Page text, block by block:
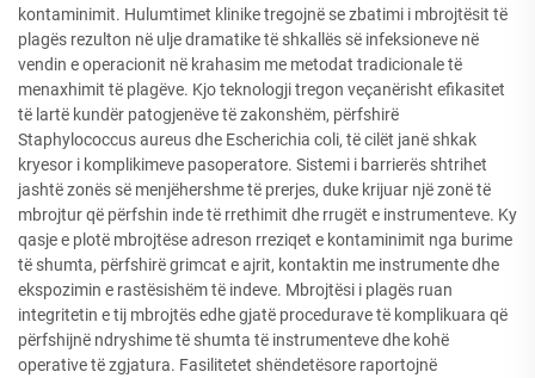
kontaminimit. Hulumtimet klinike tregojnë se zbatimi i mbrojtësit të
plagës rezulton në ulje dramatike të shkallës së infeksioneve në
vendin e operacionit në krahasim me metodat tradicionale të
menaxhimit të plagëve. Kjo teknologji tregon veçanërisht efikasitet
të lartë kundër patogjenëve të zakonshëm, përfshirë
Staphylococcus aureus dhe Escherichia coli, të cilët janë shkak
kryesor i komplikimeve pasoperatore. Sistemi i barrierës shtrihet
jashtë zonës së menjëhershme të prerjes, duke krijuar një zonë të
mbrojtur që përfshin inde të rrethimit dhe rrugët e instrumenteve. Ky
qasje e plotë mbrojtëse adreson rreziqet e kontaminimit nga burime
të shumta, përfshirë grimcat e ajrit, kontaktin me instrumente dhe
ekspozimin e rastësishëm të indeve. Mbrojtësi i plagës ruan
integritetin e tij mbrojtës edhe gjatë procedurave të komplikuara që
përfshijnë ndryshime të shumta të instrumenteve dhe kohë
operative të zgjatura. Fasilitetet shëndetësore raportojnë